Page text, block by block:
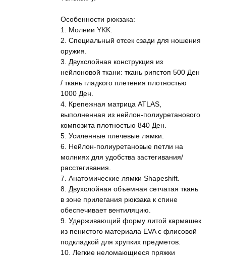
Особенности рюкзака:
1. Молнии YKK.
2. Специальный отсек сзади для ношения
оружия.
3. Двухслойная конструкция из
нейлоновой ткани: ткань рипстоп 500 Ден
/ ткань гладкого плетения плотностью
1000 Ден.
4. Крепежная матрица ATLAS,
выполненная из нейлон-полиуретанового
композита плотностью 840 Ден.
5. Усиленные плечевые лямки.
6. Нейлон-полиуретановые петли на
молниях для удобства застегивания/
расстегивания.
7. Анатомические лямки Shapeshift.
8. Двухслойная объемная сетчатая ткань
в зоне прилегания рюкзака к спине
обеспечивает вентиляцию.
9. Удерживающий форму литой кармашек
из пенистого материала EVA с флисовой
подкладкой для хрупких предметов.
10. Легкие неломающиеся пряжки